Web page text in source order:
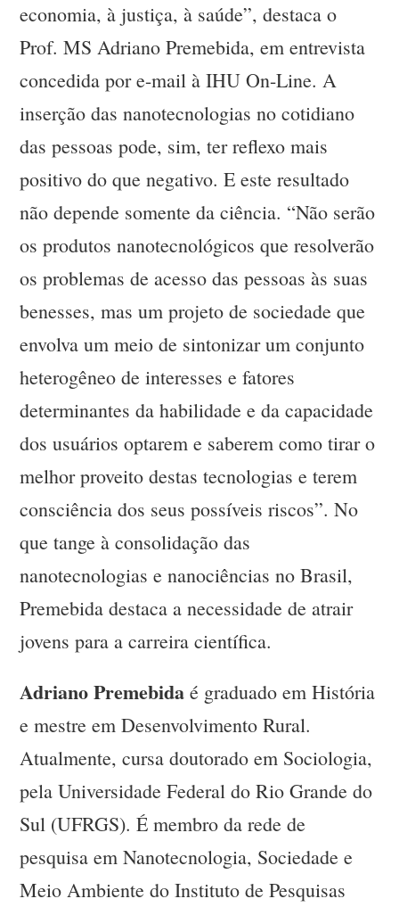
economia, à justiça, à saúde”, destaca o
Prof. MS Adriano Premebida, em entrevista
concedida por e-mail à IHU On-Line. A
inserção das nanotecnologias no cotidiano
das pessoas pode, sim, ter reflexo mais
positivo do que negativo. E este resultado
não depende somente da ciência. “Não serão
os produtos nanotecnológicos que resolverão
os problemas de acesso das pessoas às suas
benesses, mas um projeto de sociedade que
envolva um meio de sintonizar um conjunto
heterogêneo de interesses e fatores
determinantes da habilidade e da capacidade
dos usuários optarem e saberem como tirar o
melhor proveito destas tecnologias e terem
consciência dos seus possíveis riscos”. No
que tange à consolidação das
nanotecnologias e nanociências no Brasil,
Premebida destaca a necessidade de atrair
jovens para a carreira científica.
Adriano Premebida é graduado em História
e mestre em Desenvolvimento Rural.
Atualmente, cursa doutorado em Sociologia,
pela Universidade Federal do Rio Grande do
Sul (UFRGS). É membro da rede de
pesquisa em Nanotecnologia, Sociedade e
Meio Ambiente do Instituto de Pesquisas